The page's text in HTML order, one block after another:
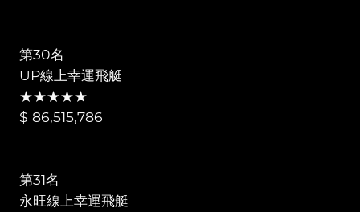
第30名
UP線上幸運飛艇
★★★★★
$ 86,515,786
第31名
永旺線上幸運飛艇